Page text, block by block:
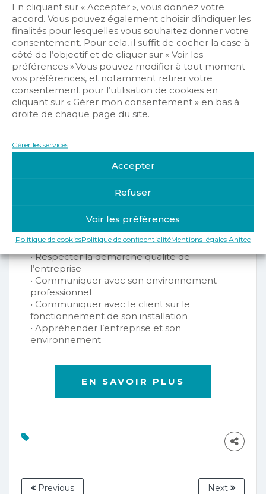
En cliquant sur « Accepter », vous donnez votre
accord. Vous pouvez également choisir d’indiquer les
finalités pour lesquelles vous souhaitez donner votre
consentement. Pour cela, il suffit de cocher la case à
côté de l’objectif et de cliquer sur « Voir les
préférences ».Vous pouvez modifier à tout moment
vos préférences, et notamment retirer votre
consentement pour l’utilisation de cookies en
cliquant sur « Gérer mon consentement » en bas à
droite de chaque page du site.
Gérer les services
Accepter
Refuser
Voir les préférences
Politique de cookiesPolitique de confidentialitéMentions légales Anitec
L’électricien installe, met en service,
entretient et répare des ouvrages électriques
et des réseaux de communication. Il peut
intervenir sur des installations individuelles,
des bâtiments industriels, des immeubles,
des réseaux de distributions d’énergie, etc.
Objectifs de la formation
• Réaliser des installations électriques dans le
des bâtiments et des installations
• S’adapter à l’évolution des techniques, des
méthodes et des matériels
professionnels, de mettre en œuvre,
sécurité au travail
• Respecter les réglementations
environnementales
• Respecter la démarche qualité de
l’entreprise
• Communiquer avec son environnement
professionnel
• Communiquer avec le client sur le
fonctionnement de son installation
• Appréhender l’entreprise et son
environnement
EN SAVOIR PLUS
Previous Next